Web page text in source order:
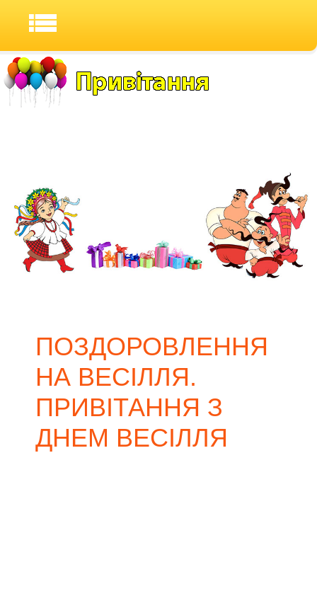
ПОЗДОРОВЛЕННЯ
НА ВЕСІЛЛЯ.
ПРИВІТАННЯ З
ДНЕМ ВЕСІЛЛЯ